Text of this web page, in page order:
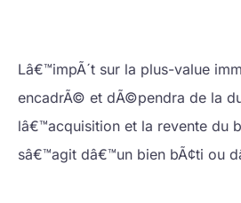
Lâ€™impÃ´t sur la plus-value
encadrÃ© et dÃ©pendra de la
lâ€™acquisition et la revente du
sâ€™agit dâ€™un bien bÃ¢ti ou